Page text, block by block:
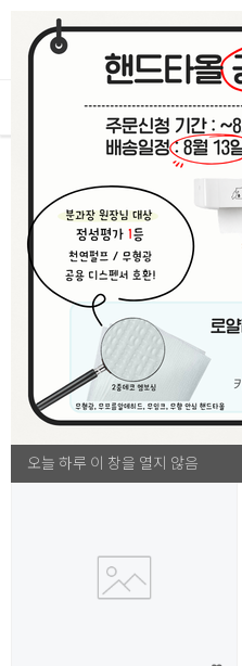
오늘 하루 이 창을 열지 않음
오늘 하루 이 창을 열지 않음
PLAYLAB NEW
바다/모래놀이 용품